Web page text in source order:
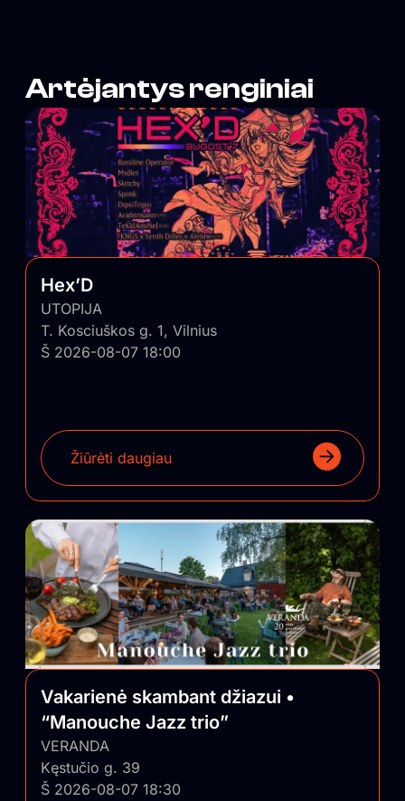
Artėjantys renginiai
Hex’D
UTOPIJA
T. Kosciuškos g. 1, Vilnius
Š 2026-08-07 18:00
Žiūrėti daugiau
Vakarienė skambant džiazui •
“Manouche Jazz trio”
VERANDA
Kęstučio g. 39
Š 2026-08-07 18:30